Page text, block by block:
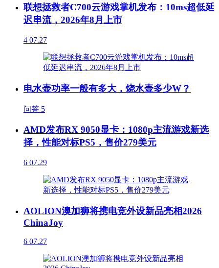
联想拯救者C700云游戏掌机发布：10ms超低延
迟串流，2026年8月上市
4 07.27
电水壶功率一般有多大，烧水壶多少W？
问答 5
AMD发布RX 9050显卡：1080p主流游戏新选
择，性能对标PS5，售价279美元
6 07.29
AOLION澳加狮将携电竞外设新品亮相2026
ChinaJoy
6 07.27